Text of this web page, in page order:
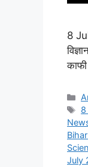
8
8
July